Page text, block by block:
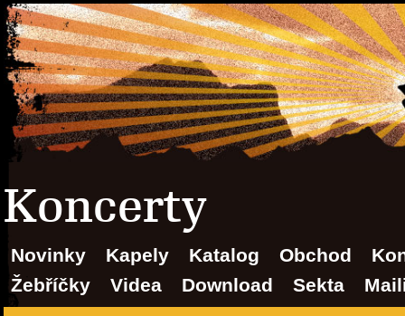
Koncerty
Novinky Kapely Katalog Obchod
Žebříčky
Videa Download Sekta